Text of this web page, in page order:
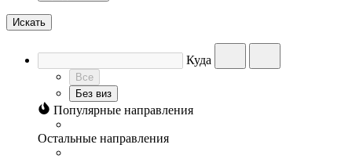
Искать
Куда
Все
Без виз
Популярные направления
Остальные направления